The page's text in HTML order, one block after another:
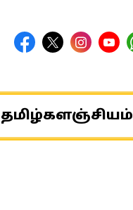
தமிழ்களஞ்சியம்